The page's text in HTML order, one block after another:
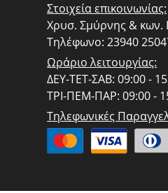
Στοιχεία επικοινωνίας:
Χρυσ. Σμύρνης & κων.
Τηλέφωνο: 23940
Ωράριο λειτουργίας:
ΔΕΥ-ΤΕΤ-ΣΑΒ: 09:00 -
ΤΡΙ-ΠΕΜ-ΠΑΡ: 09:00 -
Τηλεφωνικές